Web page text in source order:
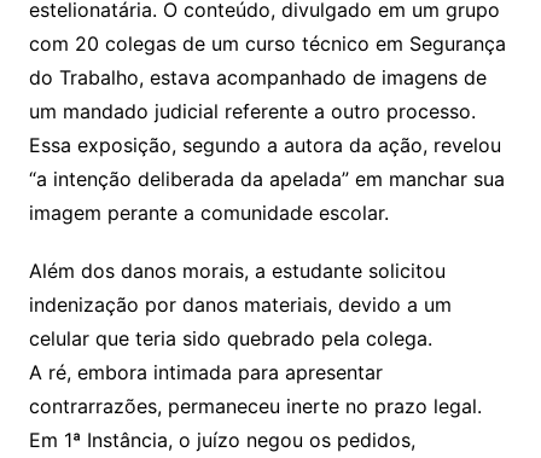
estelionatária. O conteúdo, divulgado em um grupo
com 20 colegas de um curso técnico em Segurança
do Trabalho, estava acompanhado de imagens de
um mandado judicial referente a outro processo.
Essa exposição, segundo a autora da ação, revelou
“a intenção deliberada da apelada” em manchar sua
imagem perante a comunidade escolar.
Além dos danos morais, a estudante solicitou
indenização por danos materiais, devido a um
celular que teria sido quebrado pela colega.
A ré, embora intimada para apresentar
contrarrazões, permaneceu inerte no prazo legal.
Em 1ª Instância, o juízo negou os pedidos,